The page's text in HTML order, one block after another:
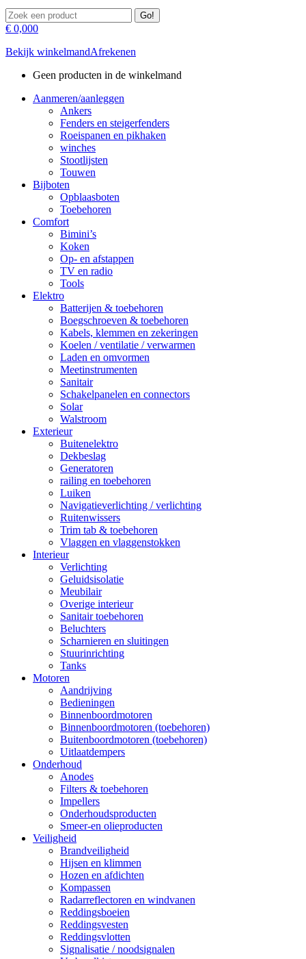
Zoeken:
€ 0,000
Bekijk winkelmandAfrekenen
Geen producten in de winkelmand
Aanmeren/aanleggen
Ankers
Fenders en steigerfenders
Roeispanen en pikhaken
winches
Stootlijsten
Touwen
Bijboten
Opblaasboten
Toebehoren
Comfort
Bimini’s
Koken
Op- en afstappen
TV en radio
Tools
Elektro
Batterijen & toebehoren
Boegschroeven & toebehoren
Kabels, klemmen en zekeringen
Koelen / ventilatie / verwarmen
Laden en omvormen
Meetinstrumenten
Sanitair
Schakelpanelen en connectors
Solar
Walstroom
Exterieur
Buitenelektro
Dekbeslag
Generatoren
railing en toebehoren
Luiken
Navigatieverlichting / verlichting
Ruitenwissers
Trim tab & toebehoren
Vlaggen en vlaggenstokken
Interieur
Verlichting
Geluidsisolatie
Meubilair
Overige interieur
Sanitair toebehoren
Beluchters
Scharnieren en sluitingen
Stuurinrichting
Tanks
Motoren
Aandrijving
Bedieningen
Binnenboordmotoren
Binnenboordmotoren (toebehoren)
Buitenboordmotoren (toebehoren)
Uitlaatdempers
Onderhoud
Anodes
Filters & toebehoren
Impellers
Onderhoudsproducten
Smeer-en olieproducten
Veiligheid
Brandveiligheid
Hijsen en klimmen
Hozen en afdichten
Kompassen
Radarreflectoren en windvanen
Reddingsboeien
Reddingsvesten
Reddingsvlotten
Signalisatie / noodsignalen